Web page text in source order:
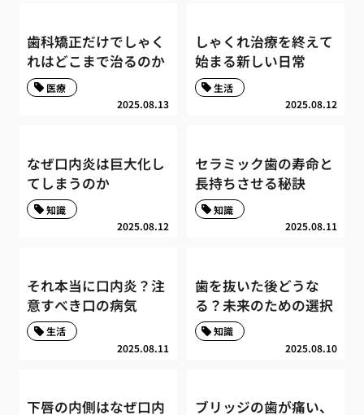
歯科矯正だけでしゃく
れはどこまで治るのか
2025.08.13
医療
しゃくれ治療を終えて
始まる新しい日常
2025.08.12
生活
なぜ口内炎は巨大化し
てしまうのか
2025.08.12
知識
セラミック歯の寿命と
長持ちさせる秘訣
2025.08.11
知識
それ本当に口内炎？注
意すべき口の病気
2025.08.11
生活
歯を抜いた後どうな
る？未来のための選択
2025.08.10
知識
下唇の内側はなぜ口内
ブリッジの歯が痛い、